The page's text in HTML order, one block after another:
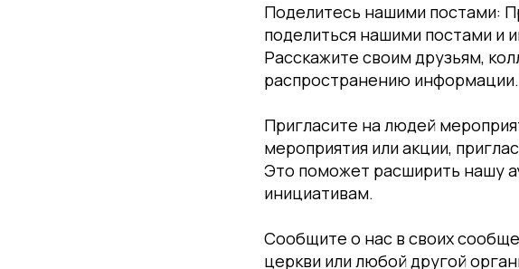
Поделитесь нашими постами:
поделиться нашими постами и
Расскажите своим друзьям,
распространению информации.
Пригласите на людей
мероприятия или акции,
Это поможет расширить нашу
инициативам.
Сообщите о нас в своих
церкви или любой другой